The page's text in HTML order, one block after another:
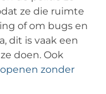
ze die ruimte
of om bugs en
dit is vaak een
doen. Ook
zonder